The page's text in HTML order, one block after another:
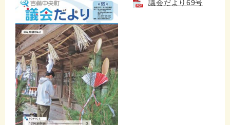
議会だより69号